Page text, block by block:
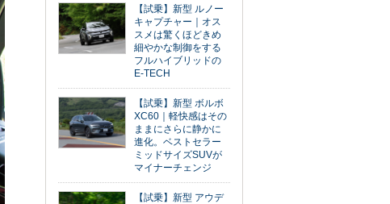
【試乗】新型 ルノー
キャプチャー｜オス
スメは驚くほどきめ
細やかな制御をする
フルハイブリッドの
E-TECH
【試乗】新型 ボルボ
XC60｜軽快感はその
ままにさらに静かに
進化。ベストセラー
ミッドサイズSUVが
マイナーチェンジ
【試乗】新型 アウデ